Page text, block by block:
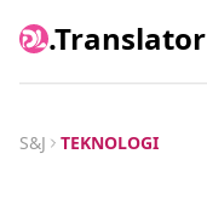
.Translator
S&J TEKNOLOGI